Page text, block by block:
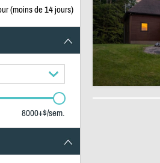
(moins de 14 jours)
8000+$/sem.